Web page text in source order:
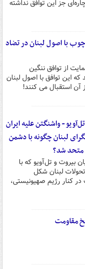
جز این توافق نداشته
با اصول لبنان در تضاد
از توافق ننگین
این توافق با اصول لبنان
آن استقبال می کنند!
- واشنگتن علیه ایران
لبنان چگونه با دشمن
متحد شد؟
بیروت و تل‌آویو که با
لبنان شکل
کنار رژیم صهیونیستی،
مقاومت